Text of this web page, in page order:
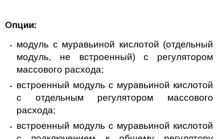
Опции:
модуль с муравьиной кислотой (отдельный
модуль, не встроенный) с регулятором
массового расхода;
встроенный модуль с муравьиной кислотой
с отдельным регулятором массового
расхода;
встроенный модуль с муравьиной кислотой